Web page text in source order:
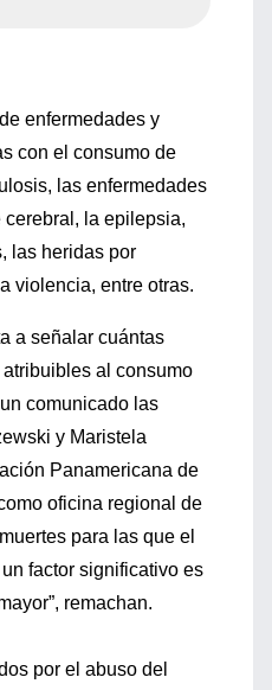
enfermedades y
con el consumo de
las enfermedades
la epilepsia,
las heridas por
violencia, entre otras.
a señalar cuántas
al consumo
comunicado las
y Maristela
Panamericana de
oficina regional de
para las que el
factor significativo es
remachan.
por el abuso del